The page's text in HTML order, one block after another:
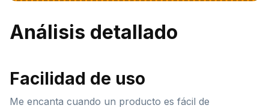
Análisis detallado
Facilidad de uso
Me encanta cuando un producto es fácil de